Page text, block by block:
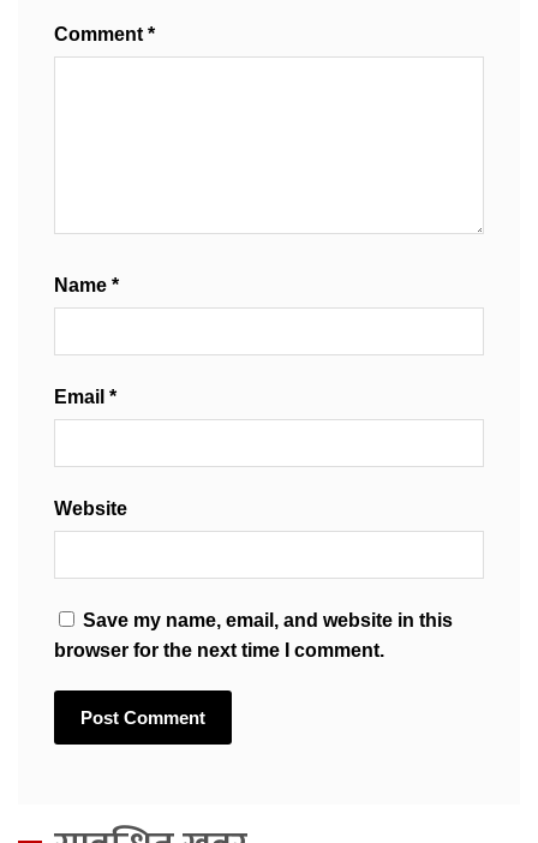
Comment*
Name *
Email *
Website
Save my name, email, and website in this
browser for the next time I comment.